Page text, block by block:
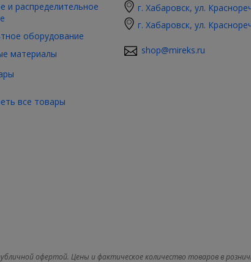
и распределительное
оборудование
материалы
все товары
г. Хабаровск, ул.
г. Хабаровск, ул.
shop@mireks.ru
офертой. Цены и фактическое количество товаров в